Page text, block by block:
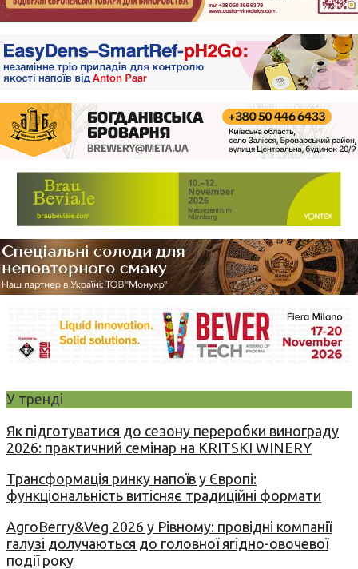
У тренді
Як підготуватися до сезону переробки винограду
2026: практичний семінар на KRITSKI WINERY
Трансформація ринку напоїв у Європі:
функціональність витісняє традиційні формати
AgroBerry&Veg 2026 у Рівному: провідні компанії
галузі долучаються до головної ягідно-овочевої
події року